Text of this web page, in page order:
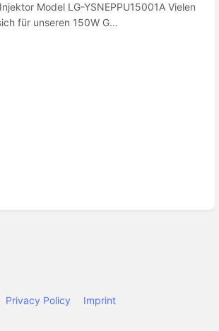
Model LG-YSNEPPU15001A Vielen
für unseren 150W G...
Privacy Policy Imprint